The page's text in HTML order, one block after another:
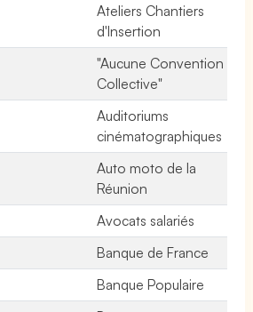
Ateliers Chantiers
d'Insertion
"Aucune Convention
Collective"
Auditoriums
cinématographiques
Auto moto de la
Réunion
Avocats salariés
Banque de France
Banque Populaire